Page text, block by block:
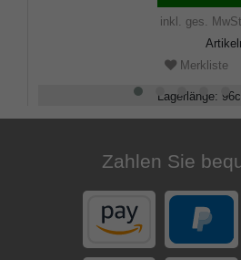
inkl. ges. MwSt.
Merkliste
Lagerlänge: 96
Zahlen Sie